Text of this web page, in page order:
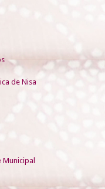
de Nisa
Municipal